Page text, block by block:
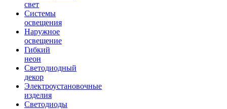
свет
Системы
освещения
Наружное
освещение
Гибкий
неон
Светодиодный
декор
Электроустановочные
изделия
Светодиоды